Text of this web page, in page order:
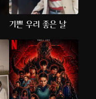
기쁜 우리 좋은 날